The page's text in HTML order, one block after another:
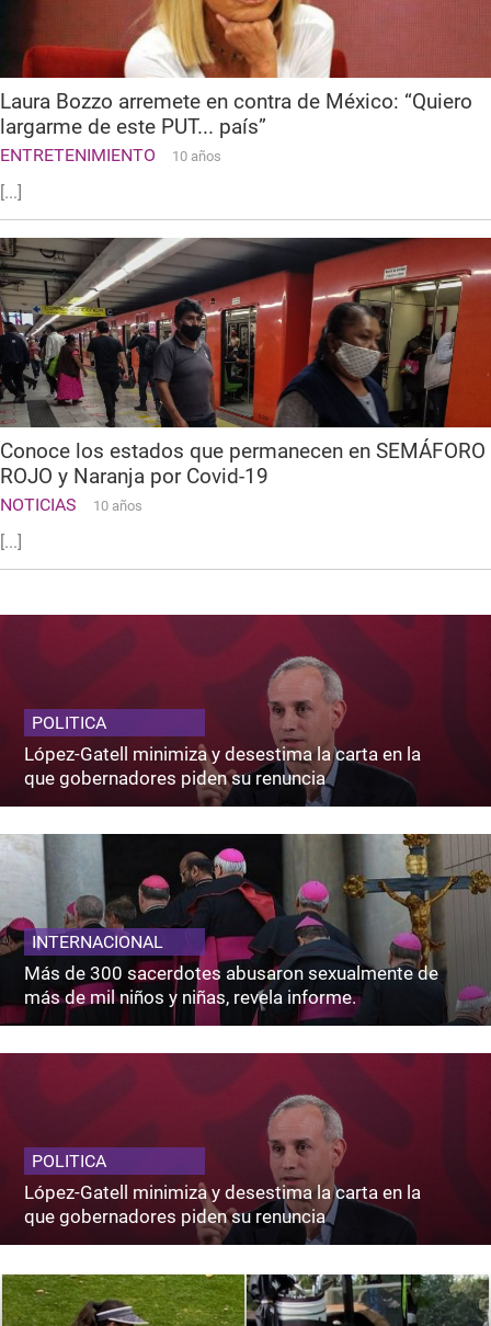
Laura Bozzo arremete en contra de México: “Quiero
largarme de este PUT... país”
ENTRETENIMIENTO 10 años
[...]
Conoce los estados que permanecen en SEMÁFORO
ROJO y Naranja por Covid-19
NOTICIAS 10 años
[...]
POLITICA
López-Gatell minimiza y desestima la carta en la
que gobernadores piden su renuncia
INTERNACIONAL
Más de 300 sacerdotes abusaron sexualmente de
más de mil niños y niñas, revela informe.
POLITICA
López-Gatell minimiza y desestima la carta en la
que gobernadores piden su renuncia